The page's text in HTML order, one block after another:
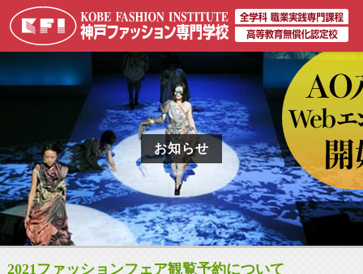
お知らせ
2021ファッションフェア観覧予約について